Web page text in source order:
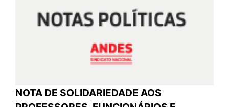
NOTA DE SOLIDARIEDADE AOS